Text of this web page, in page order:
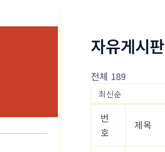
자유게시판
전체 189
번
호
제목